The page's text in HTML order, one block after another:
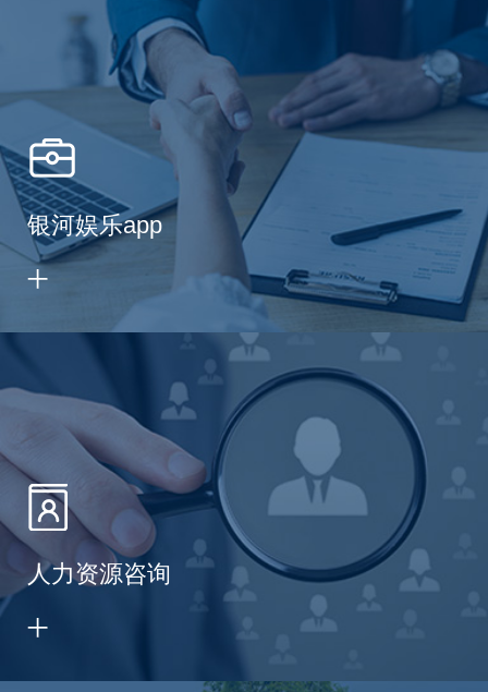
银河娱乐app
人力资源咨询